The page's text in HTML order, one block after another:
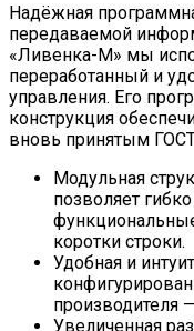
Надёжная
передаваемой
«Ливенка-М» мы
переработанный и
управления. Его
конструкция
вновь принятым
Модульная
позволяет
коротки строки.
Удобная и
производителя
Увеличенная